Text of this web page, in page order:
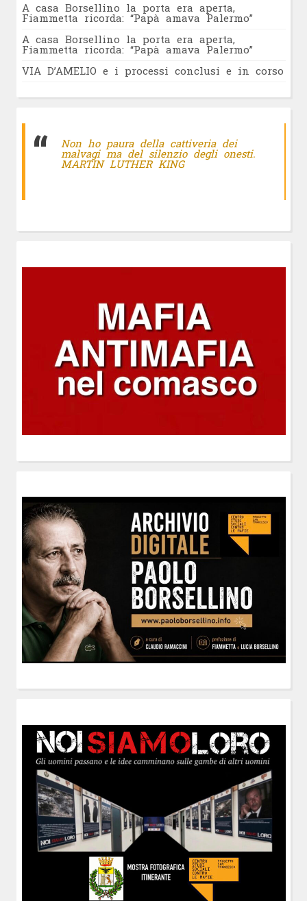
A casa Borsellino la porta era aperta,
Fiammetta ricorda: “Papà amava Palermo”
A casa Borsellino la porta era aperta,
Fiammetta ricorda: “Papà amava Palermo”
VIA D’AMELIO e i processi conclusi e in corso
Non ho paura della cattiveria dei
malvagi ma del silenzio degli onesti.
MARTIN LUTHER KING